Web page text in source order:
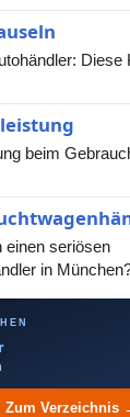
Diese
beim
einen seriösen
in
Zum Verzeichnis